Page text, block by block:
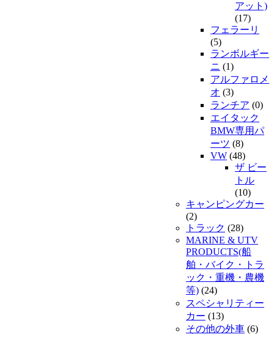
アット)
(17)
フェラーリ
(5)
ランボルギー
ニ (1)
アルファロメ
オ (3)
ランチア (0)
エイタック
BMW専用パ
ーツ (8)
VW (48)
ザ ビー
トル
(10)
キャンピングカー
(2)
トラック (28)
MARINE & UTV
PRODUCTS(船
舶・バイク・トラ
ック・重機・農機
等) (24)
スペシャリティー
カー (13)
その他の外車 (6)